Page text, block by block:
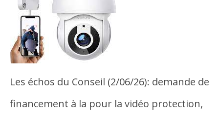
Les échos du Conseil (2/06/26): demande de
financement à la pour la vidéo protection,